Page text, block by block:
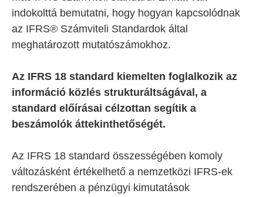
indokolttá bemutatni, hogy hogyan kapcsolódnak
az IFRS® Számviteli Standardok által
meghatározott mutatószámokhoz.
Az IFRS 18 standard kiemelten foglalkozik az
információ közlés strukturáltságával, a
standard előírásai célzottan segítik a
beszámolók áttekinthetőségét.
Az IFRS 18 standard összességében komoly
változásként értékelhető a nemzetközi IFRS-ek
rendszerében a pénzügyi kimutatások